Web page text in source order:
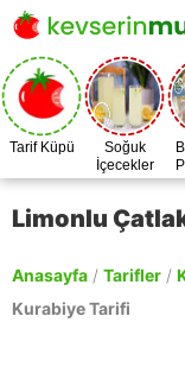
Tarif Küpü
Soğuk
İçecekler
Limonlu
Anasayfa / Tarifler /
Kurabiye Tarifi